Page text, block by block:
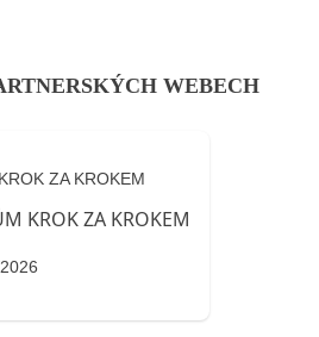
WEBECH
ZA KROKEM